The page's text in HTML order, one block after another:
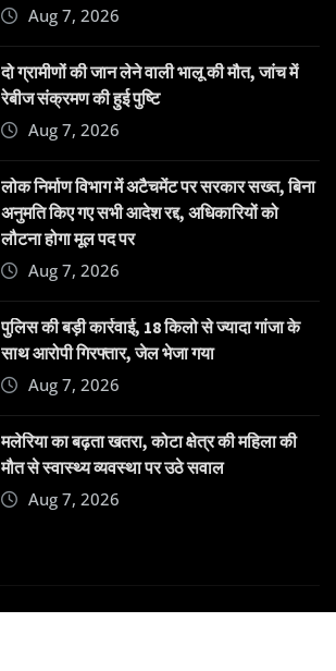
Aug 7, 2026
दो ग्रामीणों की जान लेने वाली भालू की मौत, जांच में
रेबीज संक्रमण की हुई पुष्टि
Aug 7, 2026
लोक निर्माण विभाग में अटैचमेंट पर सरकार सख्त, बिना
अनुमति किए गए सभी आदेश रद्द, अधिकारियों को
लौटना होगा मूल पद पर
Aug 7, 2026
पुलिस की बड़ी कार्रवाई, 18 किलो से ज्यादा गांजा के
साथ आरोपी गिरफ्तार, जेल भेजा गया
Aug 7, 2026
मलेरिया का बढ़ता खतरा, कोटा क्षेत्र की महिला की
मौत से स्वास्थ्य व्यवस्था पर उठे सवाल
Aug 7, 2026